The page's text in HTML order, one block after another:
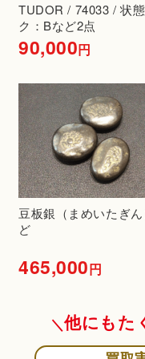
TUDOR / 74033 / 状
ク：Bなど2点
90,000円
豆板銀（まめいたぎ
ど
465,000円
他にもた